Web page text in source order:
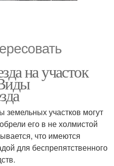
на участок
участков могут
его в не холмистой
что имеются
для беспрепятственного